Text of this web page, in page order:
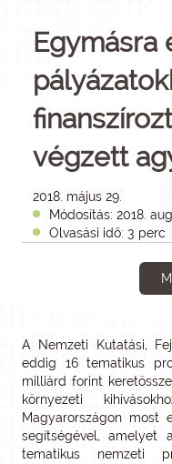
Egymásra
végzett
2018. május 29.
Módosítás: 2018.
Olvasási idő: 3 perc
A Nemzeti Kutatási,
eddig 16 tematikus
milliárd forint
környezeti
Magyarországon most
segítségével, amelyet
tematikus nemzeti